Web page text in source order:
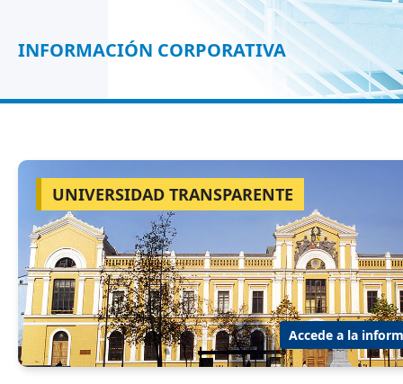
INFORMACIÓN CORPORATIVA
UNIVERSIDAD TRANSPARENTE
Accede a la